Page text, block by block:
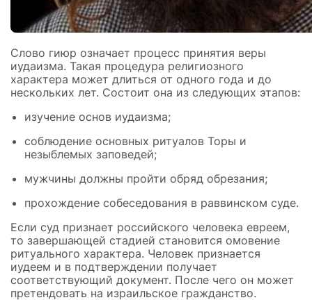
Слово гиюр означает процесс принятия веры
иудаизма. Такая процедура религиозного
характера может длиться от одного года и до
нескольких лет. Состоит она из следующих этапов:
изучение основ иудаизма;
соблюдение основных ритуалов Торы и
незыблемых заповедей;
мужчины должны пройти обряд обрезания;
прохождение собеседования в раввинском суде.
Если суд признает российского человека евреем,
то завершающей стадией становится омовение
ритуального характера. Человек признается
иудеем и в подтверждении получает
соответствующий документ. После чего он может
претендовать на израильское гражданство.